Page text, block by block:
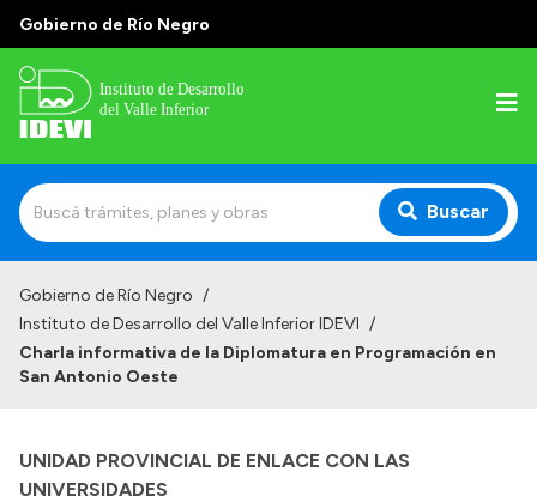
Gobierno de Río Negro
Buscar
Institucional
Normativa
Gobierno de Río Negro /
Instituto de Desarrollo del Valle Inferior IDEVI /
Charla informativa de la Diplomatura en Programación en
San Antonio Oeste
UNIDAD PROVINCIAL DE ENLACE CON LAS
UNIVERSIDADES